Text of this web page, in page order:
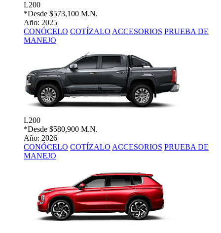
L200
*Desde $573,100 M.N.
Año: 2025
CONÓCELO COTÍZALO ACCESORIOS PRUEBA DE
MANEJO
L200
*Desde $580,900 M.N.
Año: 2026
CONÓCELO COTÍZALO ACCESORIOS PRUEBA DE
MANEJO